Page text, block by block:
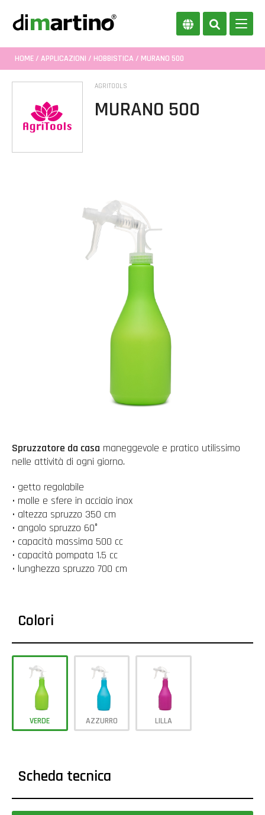
HOME/ APPLICAZIONI / HOBBISTICA / MURANO 500
AGRITOOLS
MURANO 500
Spruzzatore da casa maneggevole e pratico utilissimo
nelle attività di ogni giorno.
• getto regolabile
• molle e sfere in acciaio inox
• altezza spruzzo 350 cm
• angolo spruzzo 60°
• capacità massima 500 cc
• capacità pompata 1.5 cc
• lunghezza spruzzo 700 cm
Colori
VERDE AZZURRO LILLA
Scheda tecnica